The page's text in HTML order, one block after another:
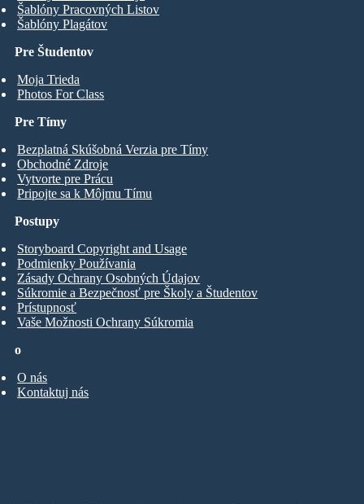
Pre Študentov
Moja Trieda
Photos For Class
Šablóny Pracovných Listov
Šablóny Plagátov
Pre Tímy
Bezplatná Skúšobná Verzia pre Tímy
Obchodné Zdroje
Vytvorte pre Prácu
Pripojte sa k Môjmu Tímu
o
O nás
Kontaktuj nás
Postupy
Storyboard Copyright and Usage
Podmienky Používania
Zásady Ochrany Osobných Údajov
Súkromie a Bezpečnosť pre Školy a Študentov
Prístupnosť
Vaše Možnosti Ochrany Súkromia